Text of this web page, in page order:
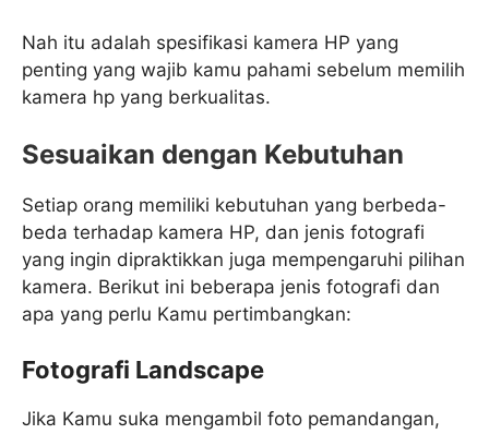
Nah itu adalah spesifikasi kamera HP yang
penting yang wajib kamu pahami sebelum memilih
kamera hp yang berkualitas.
Sesuaikan dengan Kebutuhan
Setiap orang memiliki kebutuhan yang berbeda-
beda terhadap kamera HP, dan jenis fotografi
yang ingin dipraktikkan juga mempengaruhi pilihan
kamera. Berikut ini beberapa jenis fotografi dan
apa yang perlu Kamu pertimbangkan:
Fotografi Landscape
Jika Kamu suka mengambil foto pemandangan,